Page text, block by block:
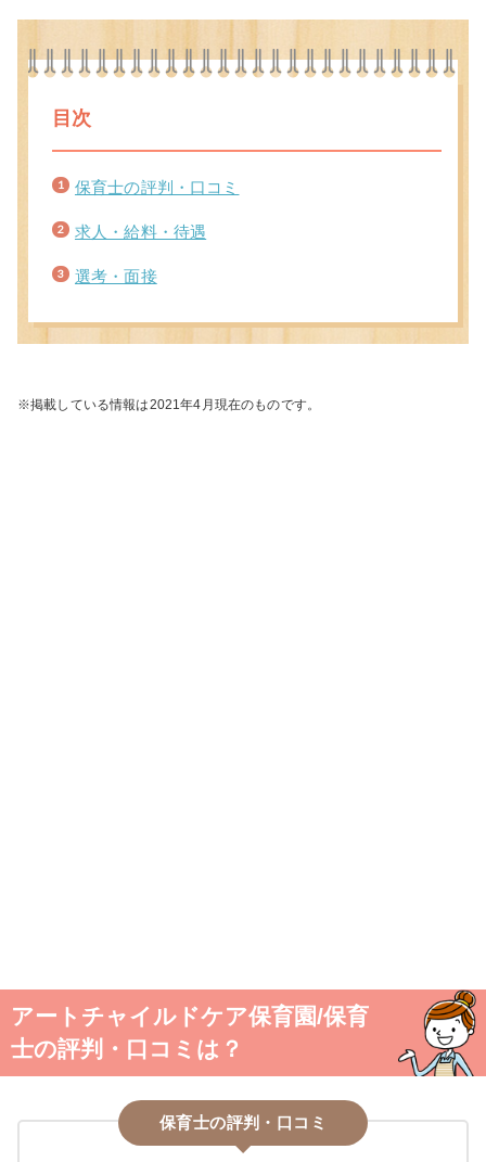
目次
保育士の評判・口コミ
求人・給料・待遇
選考・面接
※掲載している情報は2021年4月現在のものです。
アートチャイルドケア保育園/保育
士の評判・口コミは？
保育士の評判・口コミ